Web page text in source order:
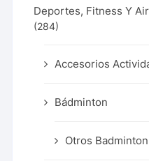
Deportes, Fitness Y
(284)
Accesorios
Bádminton
Otros Badminton